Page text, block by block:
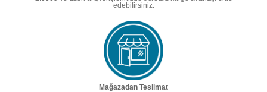
edebilirsiniz.
Mağazadan Teslimat